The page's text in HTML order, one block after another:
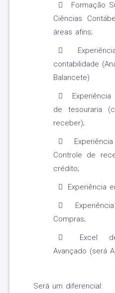
Formação
Ciências
áreas afins;
contabilidade
Balancete)
de tesouraria
receber);
Controle de
crédito;
Experiência
Compras;
Excel
Avançado (será
Será um diferencial: